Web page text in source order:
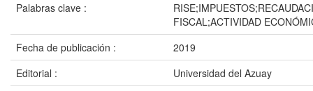
Palabras clave :
FISCAL;ACTIVIDAD
Fecha de publicación :
2019
Editorial :
Universidad del Azuay